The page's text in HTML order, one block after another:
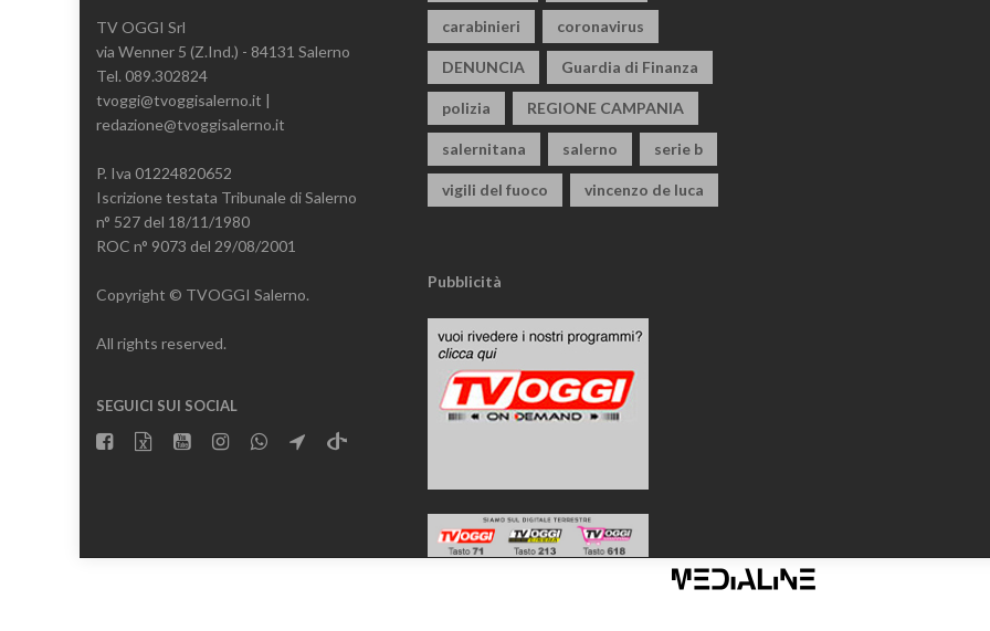
TV OGGI Srl
via Wenner 5 (Z.Ind.) - 84131 Salerno
Tel. 089.302824
tvoggi@tvoggisalerno.it |
redazione@tvoggisalerno.it
P. Iva 01224820652
Iscrizione testata Tribunale di Salerno
n° 527 del 18/11/1980
ROC n° 9073 del 29/08/2001
Copyright © TVOGGI Salerno.
All rights reserved.
SEGUICI SUI SOCIAL
carabinieri coronavirus
DENUNCIA Guardia di Finanza
polizia REGIONE CAMPANIA
salernitana salerno serie b
vigili del fuoco vincenzo de luca
Pubblicità